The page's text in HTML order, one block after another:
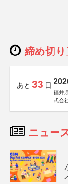
締め切
あと 33 日
福井
式会
ニュー